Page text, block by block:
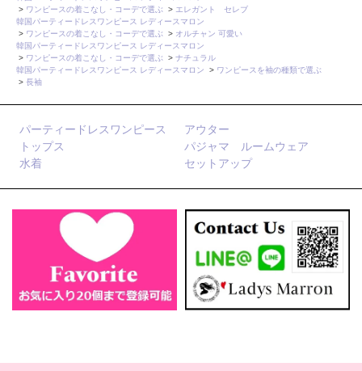
> ワンピースの着こなし・コーデで選ぶ > エレガント セレブ
韓国パーティードレスワンピース レディースマロン
> ワンピースの着こなし・コーデで選ぶ > オルチャン 可愛い
韓国パーティードレスワンピース レディースマロン
> ワンピースの着こなし・コーデで選ぶ > ナチュラル
韓国パーティードレスワンピース レディースマロン
> ワンピースを袖の種類で選ぶ
> 長袖
パーティードレスワンピース
アウター
トップス
パジャマ ルームウェア
水着
セットアップ